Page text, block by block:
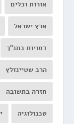
אורות וכלים
ארץ ישראל
דמויות בתנ"ך
הרב שטיינזלץ
חזרה בתשובה
טכנולוגיה